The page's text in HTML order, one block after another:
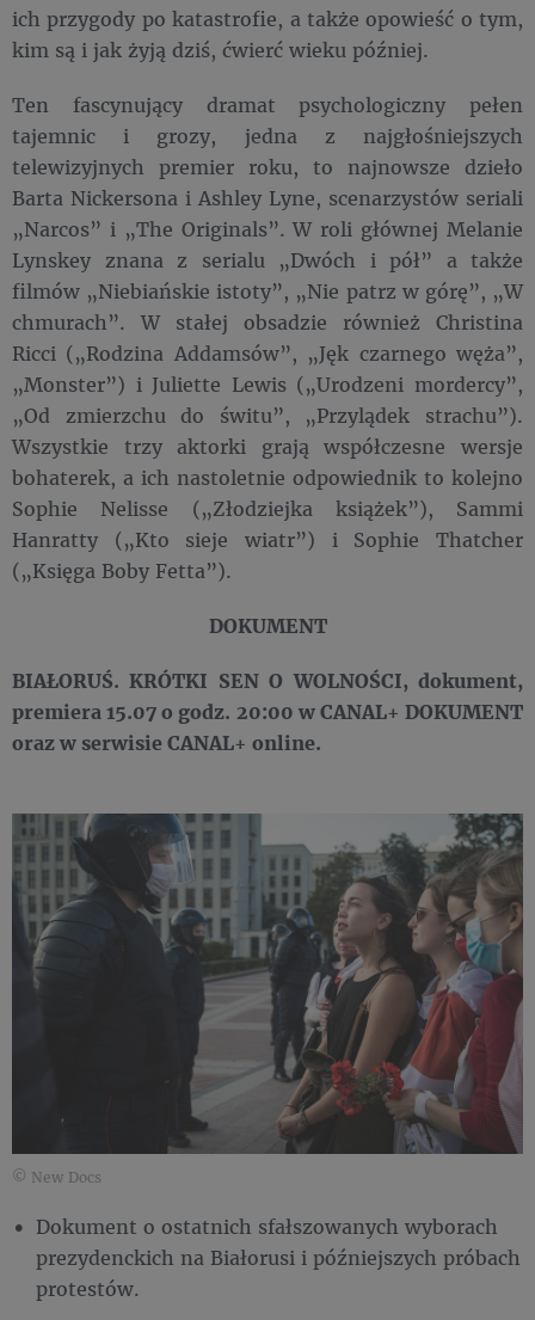
ich przygody po katastrofie, a także opowieść o tym,
kim są i jak żyją dziś, ćwierć wieku później.
Ten fascynujący dramat psychologiczny pełen
tajemnic i grozy, jedna z najgłośniejszych
telewizyjnych premier roku, to najnowsze dzieło
Barta Nickersona i Ashley Lyne, scenarzystów seriali
„Narcos” i „The Originals”. W roli głównej Melanie
Lynskey znana z serialu „Dwóch i pół” a także
filmów „Niebiańskie istoty”, „Nie patrz w górę”, „W
chmurach”. W stałej obsadzie również Christina
Ricci („Rodzina Addamsów”, „Jęk czarnego węża”,
„Monster”) i Juliette Lewis („Urodzeni mordercy”,
„Od zmierzchu do świtu”, „Przylądek strachu”).
Wszystkie trzy aktorki grają współczesne wersje
bohaterek, a ich nastoletnie odpowiednik to kolejno
Sophie Nelisse („Złodziejka książek”), Sammi
Hanratty („Kto sieje wiatr”) i Sophie Thatcher
(„Księga Boby Fetta”).
DOKUMENT
BIAŁORUŚ. KRÓTKI SEN O WOLNOŚCI, dokument,
premiera 15.07 o godz. 20:00 w CANAL+ DOKUMENT
oraz w serwisie CANAL+ online.
© New Docs
Dokument o ostatnich sfałszowanych wyborach
prezydenckich na Białorusi i późniejszych próbach
protestów.